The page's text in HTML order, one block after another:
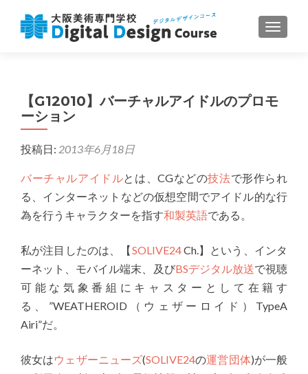
ナビゲ
【G12010】バーチャルアイドルのプロモ
ーション
投稿日: 2013年6月18日
バーチャルアイドルとは、CGなどの技法で形作られ
る、インターネットなどの仮想空間でアイドル的な行
為を行うキャラクターを指す和製英語である。
私が注目したのは、【SOLIVE24Ch.】という、インタ
ーネット、モバイル端末、及びBSデジタル放送で視聴
可能な気象番組にキャスターとして在籍す
る、”WEATHEROID（ウェザーロイド）TypeA
Airi”だ。
彼女はウェザーニューズ(SOLIVE24の運営団体)が一般